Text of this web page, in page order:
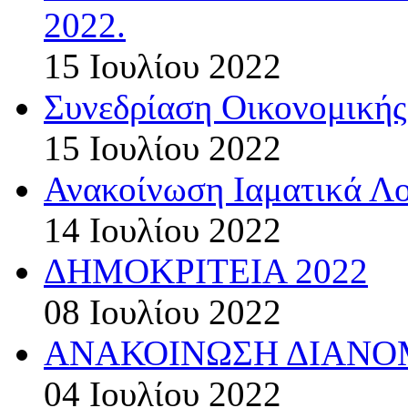
2022.
15 Ιουλίου 2022
Συνεδρίαση
15 Ιουλίου 2022
Ανακοίνωση Ιαματικά
14 Ιουλίου 2022
ΔΗΜΟΚΡΙΤΕΙΑ 2022
08 Ιουλίου 2022
ΑΝΑΚΟΙΝΩΣΗ
04 Ιουλίου 2022